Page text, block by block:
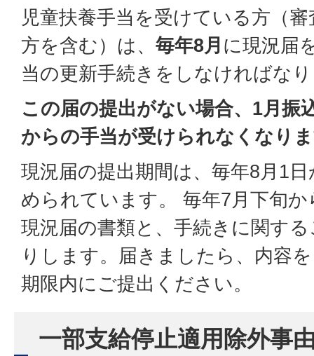
児童扶養手当を受けている方（
方を含む）は、 毎年8月 に現況届
当の更新手続きをしなければな
この届の提出がない場合、1月振
からの手当が受けられなくなり
現況届の提出期間は、毎年8月1
められています。 毎年7月下旬
現況届の書類と、手続きに関す
りします。届きましたら、内容
期限内にご提出ください。
一部支給停止適用除外事